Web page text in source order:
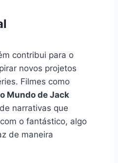
contribui para o
novos projetos
Filmes como
Mundo de Jack
narrativas que
o fantástico, algo
de maneira